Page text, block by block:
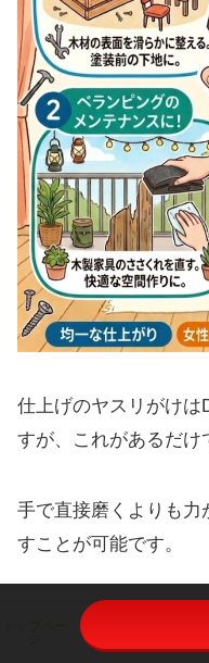
仕上げのヤスリがけは
すが、これがあるだけ
手で直接磨くよりも力
すことが可能です。
「安価なサンドペー
コストと効率を両立